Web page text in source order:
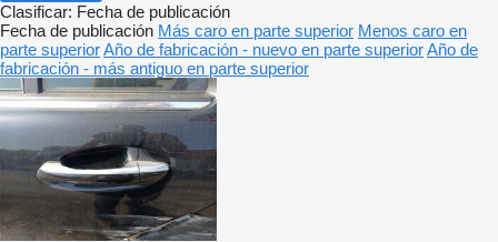
Clasificar: Fecha de publicación
Fecha de publicación Más caro en parte superior Menos caro en
parte superiorAño de fabricación - nuevo en parte superiorAño de
fabricación - más antiguo en parte superior